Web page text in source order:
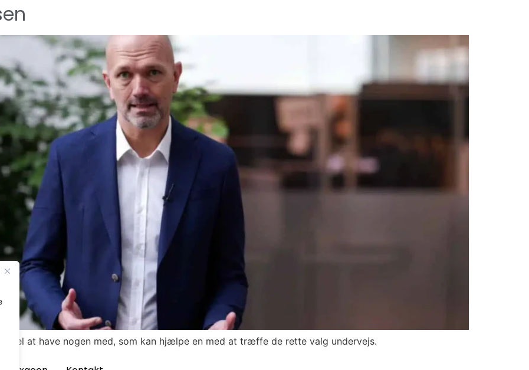
at have nogen med, som kan hjælpe en med at træffe de rette valg undervejs.